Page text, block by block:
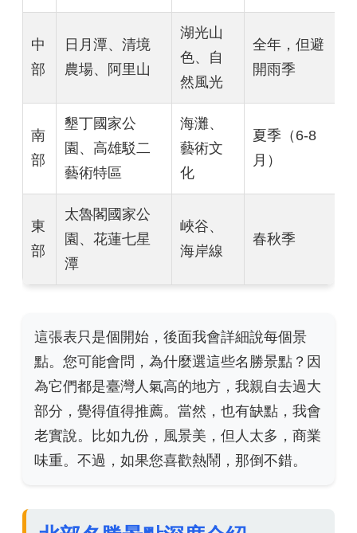
中
部
日月潭、清境
農場、阿里山
湖光山
色、自
然風光
全年，但避
開雨季
南
部
墾丁國家公
園、高雄駁二
藝術特區
海灘、
藝術文
化
夏季（6-8
月）
東
部
太魯閣國家公
園、花蓮七星
潭
峽谷、
海岸線
春秋季
這張表只是個開始，後面我會詳細說每個景
點。您可能會問，為什麼選這些名勝景點？因
為它們都是臺灣人氣高的地方，我親自去過大
部分，覺得值得推薦。當然，也有缺點，我會
老實說。比如九份，風景美，但人太多，商業
味重。不過，如果您喜歡熱鬧，那倒不錯。